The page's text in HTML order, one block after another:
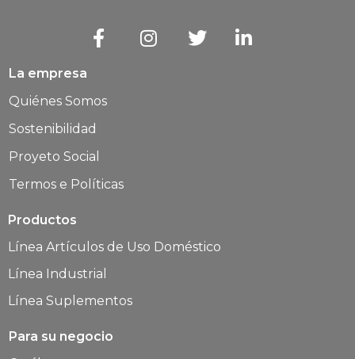
La empresa
Quiénes Somos
Sostenibilidad
Proyeto Social
Termos e Políticas
Productos
Línea Artículos de Uso Doméstico
Línea Industrial
Línea Suplementos
Para su negocio